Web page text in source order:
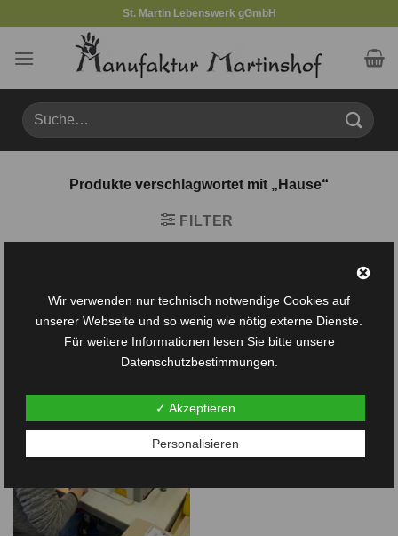
springen
St. Martin Lebenswerk gGmbH
Suche
nach:
Produkte verschlagwortet mit „Hause“
FILTER
Wir verwenden nur technisch notwendige Cookies auf
unserer Webseite und so wenig wie nötig externe Dienste.
Für weitere Informationen lesen Sie bitte unsere
Datenschutzbestimmungen.
✓ Akzeptieren
Personalisieren